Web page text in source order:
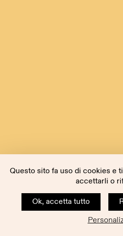
Questo sito fa uso di cookies e
accettarli o
Ok, accetta tutto